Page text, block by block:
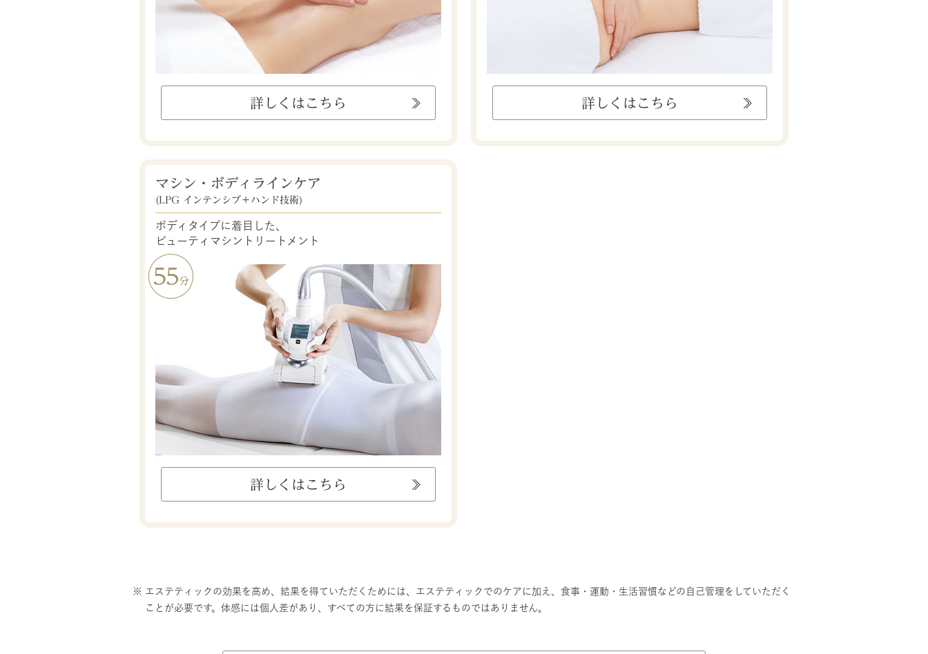
詳しくはこちら 詳しくはこちら
マシン・ボディラインケア
(LPG インテンシブ＋ハンド技術)
ボディタイプに着目した、
ビューティマシントリートメント
詳しくはこちら
※ エステティックの効果を高め、結果を得ていただくためには、エステティックでのケアに加え、食事・運動・生活習慣などの自己管理をしていただく
ことが必要です。体感には個人差があり、すべての方に結果を保証するものではありません。